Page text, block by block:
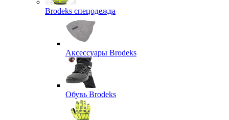
Brodeks спецодежда
Аксессуары Brodeks
Обувь Brodeks